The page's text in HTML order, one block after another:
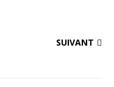
SUIVANT